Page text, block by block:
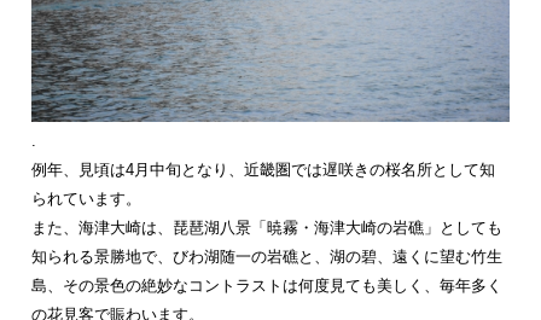
例年、見頃は4月中旬となり、近畿圏では遅咲きの桜名所として知
られています。
また、海津大崎は、琵琶湖八景「暁霧・海津大崎の岩礁」としても
知られる景勝地で、びわ湖随一の岩礁と、湖の碧、遠くに望む竹生
島、その景色の絶妙なコントラストは何度見ても美しく、毎年多く
の花見客で賑わいます。